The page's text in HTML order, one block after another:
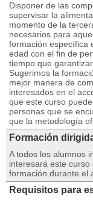
Disponer de las
supervisar la
momento de la
necesarios para
formación específica
edad con el fin de
tiempo que
Sugerimos la
mejor manera de
interesados en el
que este curso
personas que se
que la metodología
Formación
A todos los alumnos
interesará este
formación durante el
Requisitos para